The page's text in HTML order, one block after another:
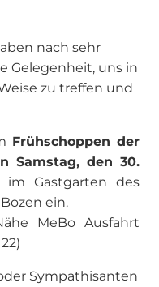
nach sehr
Gelegenheit, uns in
zu treffen und
Frühschoppen der
Samstag, den 30.
Gastgarten des
ein.
MeBo Ausfahrt
Sympathisanten